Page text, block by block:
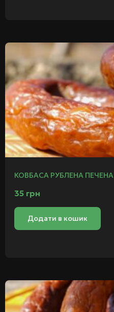
КОВБАСА РУБЛЕНА ПЕЧЕНА
35 грн
Додати в кошик